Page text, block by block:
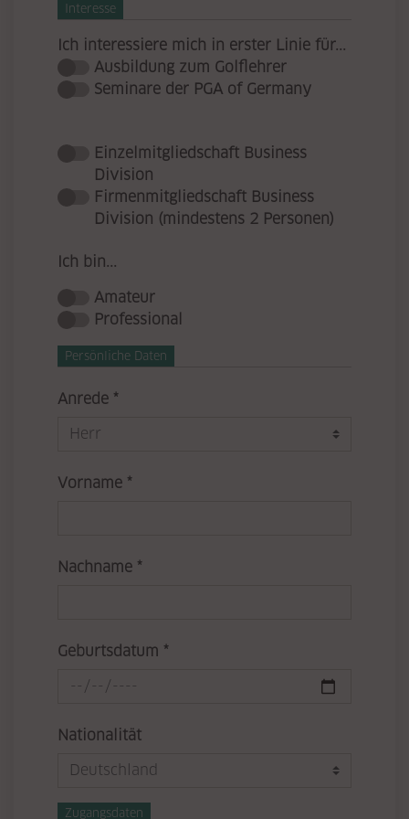
Interesse
Ich interessiere mich in erster Linie für...
Ausbildung zum Golflehrer
Seminare der PGA of Germany
Einzelmitgliedschaft Business
Division
Firmenmitgliedschaft Business
Division (mindestens 2 Personen)
Ich bin...
Amateur
Professional
Persönliche Daten
Pflichtfeld
Anrede *
Pflichtfeld
Vorname *
Pflichtfeld
Nachname *
Pflichtfeld
Geburtsdatum *
Nationalität
Zugangsdaten